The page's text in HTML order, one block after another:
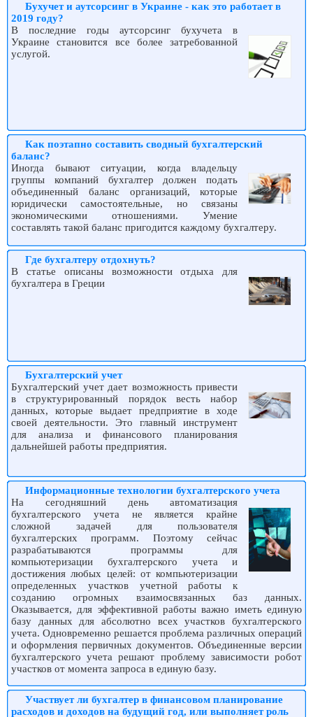
Бухучет и аутсорсинг в Украине - как это работает в
2019 году?
В последние годы аутсорсинг бухучета в
Украине становится все более затребованной
услугой.
Как поэтапно составить сводный бухгалтерский
баланс?
Иногда бывают ситуации, когда владельцу
группы компаний бухгалтер должен подать
объединенный баланс организаций, которые
юридически самостоятельные, но связаны
экономическими отношениями. Умение
составлять такой баланс пригодится каждому бухгалтеру.
Где бухгалтеру отдохнуть?
В статье описаны возможности отдыха для
бухгалтера в Греции
Бухгалтерский учет
Бухгалтерский учет дает возможность привести
в структурированный порядок весть набор
данных, которые выдает предприятие в ходе
своей деятельности. Это главный инструмент
для анализа и финансового планирования
дальнейшей работы предприятия.
Информационные технологии бухгалтерского учета
На сегодняшний день автоматизация
бухгалтерского учета не является крайне
сложной задачей для пользователя
бухгалтерских программ. Поэтому сейчас
разрабатываются программы для
компьютеризации бухгалтерского учета и
достижения любых целей: от компьютеризации
определенных участков учетной работы к
созданию огромных взаимосвязанных баз данных.
Оказывается, для эффективной работы важно иметь единую
базу данных для абсолютно всех участков бухгалтерского
учета. Одновременно решается проблема различных операций
и оформления первичных документов. Объединенные версии
бухгалтерского учета решают проблему зависимости робот
участков от момента запроса в единую базу.
Участвует ли бухгалтер в финансовом планирование
расходов и доходов на будущий год, или выполняет роль